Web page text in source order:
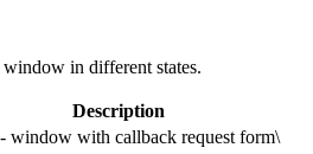
in different states.
Description
- window with callback request form\